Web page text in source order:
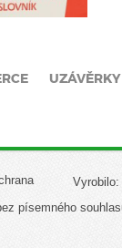
UZÁVĚRKY
Vyrobilo:
písemného